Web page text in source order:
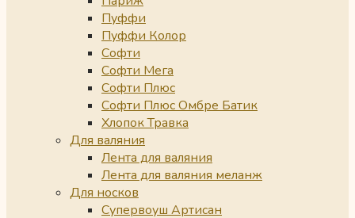
Пуффи
Пуффи Колор
Софти
Софти Мега
Софти Плюс
Софти Плюс Омбре Батик
Хлопок Травка
Для валяния
Лента для валяния
Лента для валяния меланж
Для носков
Супервоуш Артисан